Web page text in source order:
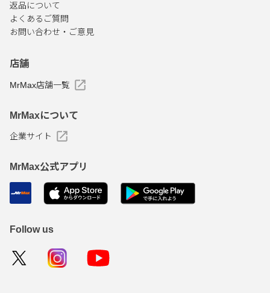
返品について
よくあるご質問
お問い合わせ・ご意見
店舗
MrMax店舗一覧
MrMaxについて
企業サイト
MrMax公式アプリ
Follow us